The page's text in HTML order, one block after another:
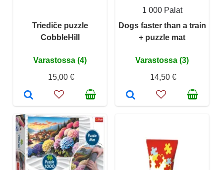
Triediče puzzle
CobbleHill
Varastossa (4)
15,00 €
1 000 Palat
Dogs faster than a train
+ puzzle mat
Varastossa (3)
14,50 €